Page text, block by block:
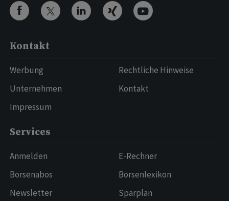
Kontakt
Werbung
Unternehmen
Impressum
Rechtliche Hinweise
Kontakt
Services
Anmelden
Börsenabos
Newsletter
E-Rechner
Börsenlexikon
Sparplan